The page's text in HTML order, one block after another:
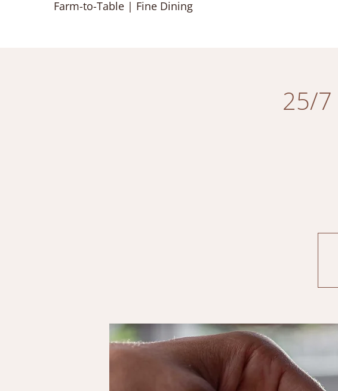
Farm-to-Table | Fine Dining